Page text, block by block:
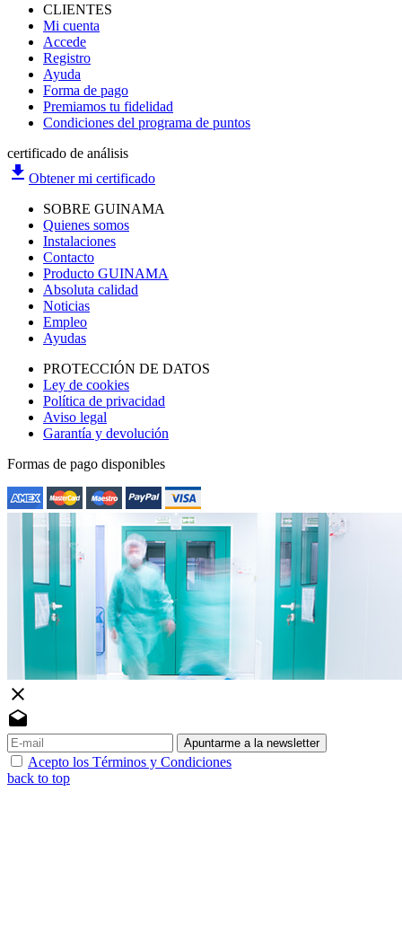
CLIENTES
Mi cuenta
Accede
Registro
Ayuda
Forma de pago
Premiamos tu fidelidad
Condiciones del programa de puntos
certificado de análisis
file_download Obtener mi certificado
SOBRE GUINAMA
Quienes somos
Instalaciones
Contacto
Producto GUINAMA
Absoluta calidad
Noticias
Empleo
Ayudas
PROTECCIÓN DE DATOS
Ley de cookies
Política de privacidad
Aviso legal
Garantía y devolución
Formas de pago disponibles
close
drafts
Apuntarme a la newsletter
Acepto los Términos y Condiciones
back to top